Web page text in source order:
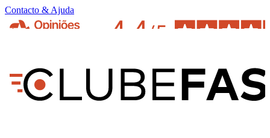
Contacto & Ajuda